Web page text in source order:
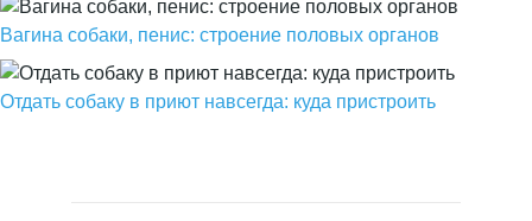
Вагина собаки, пенис: строение половых органов
Отдать собаку в приют навсегда: куда пристроить